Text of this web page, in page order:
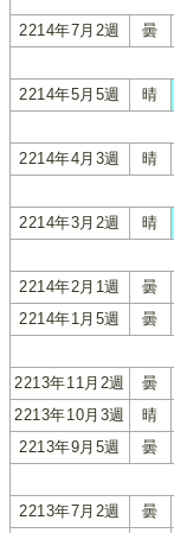
2214年7月2週 曇
2214年5月5週 晴
2214年4月3週 晴
2214年3月2週 晴
2214年2月1週 曇
2214年1月5週
曇
2213年11月2週 曇
2213年10月3週
晴
2213年9月5週
曇
2213年7月2週 曇